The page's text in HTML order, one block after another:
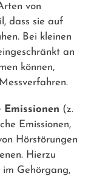
von
dass sie auf
Bei kleinen
an
können,
(z.
Emissionen,
Hörstörungen
Hierzu
Gehörgang,